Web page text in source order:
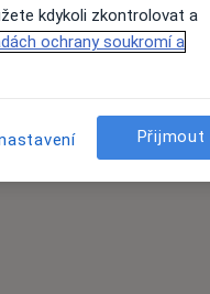
kdykoli zkontrolovat a
ochrany soukromí a
Přijmout